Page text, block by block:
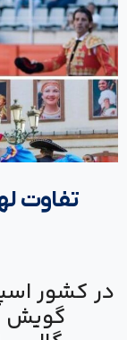
تفاوت
در کشور
گویش